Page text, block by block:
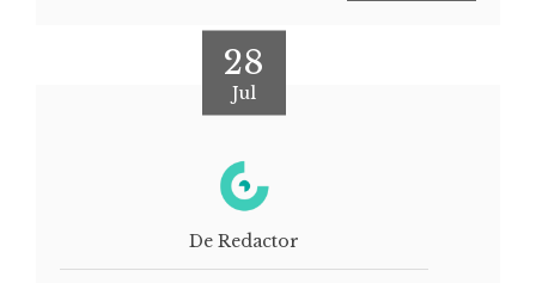
28
Jul
De Redactor